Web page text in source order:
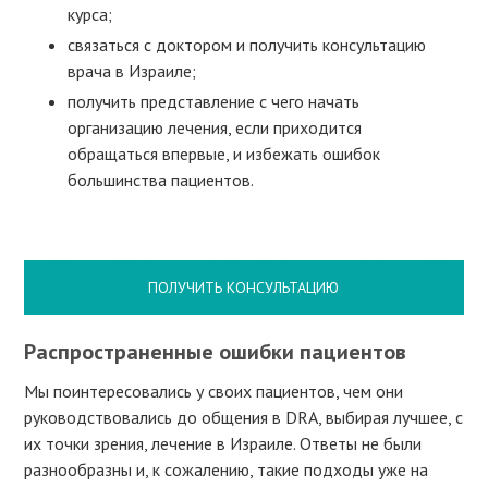
курса;
связаться с доктором и получить консультацию
врача в Израиле;
получить представление с чего начать
организацию лечения, если приходится
обращаться впервые, и избежать ошибок
большинства пациентов.
ПОЛУЧИТЬ КОНСУЛЬТАЦИЮ
Распространенные ошибки пациентов
Мы поинтересовались у своих пациентов, чем они
руководствовались до общения в DRA, выбирая лучшее, с
их точки зрения, лечение в Израиле. Ответы не были
разнообразны и, к сожалению, такие подходы уже на